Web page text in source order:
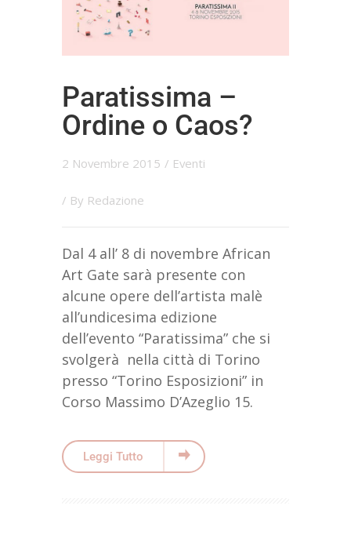
Paratissima –
Ordine o Caos?
2 Novembre 2015 / Eventi
/ By Redazione
Dal 4 all’ 8 di novembre African
Art Gate sarà presente con
alcune opere dell’artista malè
all’undicesima edizione
dell’evento “Paratissima” che si
svolgerà nella città di Torino
presso “Torino Esposizioni” in
Corso Massimo D’Azeglio 15.
Leggi Tutto